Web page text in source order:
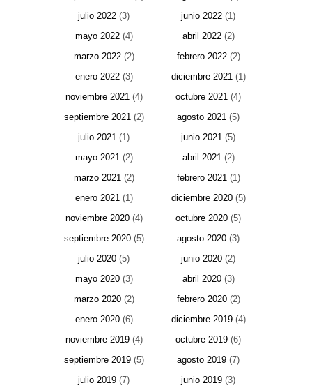
julio 2022 (3) junio 2022 (1)
mayo 2022(4) abril 2022(2)
marzo 2022(2) febrero 2022(2)
enero 2022(3) diciembre 2021(1)
noviembre 2021(4) octubre 2021 (4)
septiembre 2021(2) agosto 2021 (5)
julio 2021 (1) junio 2021 (5)
mayo 2021(2) abril 2021(2)
marzo 2021(2) febrero 2021(1)
enero 2021(1) diciembre 2020(5)
noviembre 2020(4) octubre 2020 (5)
septiembre 2020(5) agosto 2020 (3)
julio 2020 (5) junio 2020 (2)
mayo 2020(3) abril 2020(3)
marzo 2020(2) febrero 2020(2)
enero 2020(6) diciembre 2019(4)
noviembre 2019(4) octubre 2019 (6)
septiembre 2019(5) agosto 2019 (7)
julio 2019 (7) junio 2019 (3)